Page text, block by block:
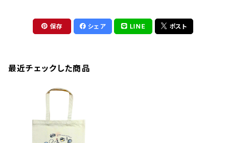
保存 シェア LINE ポスト
最近チェックした商品